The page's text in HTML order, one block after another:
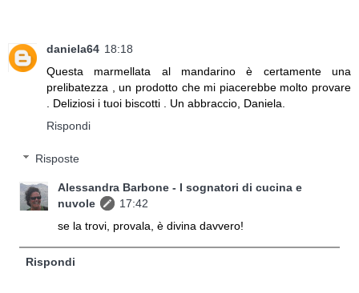
daniela64 18:18
Questa marmellata al mandarino è certamente una
prelibatezza , un prodotto che mi piacerebbe molto provare
. Deliziosi i tuoi biscotti . Un abbraccio, Daniela.
Rispondi
Risposte
Alessandra Barbone - I sognatori di cucina e
nuvole
17:42
se la trovi, provala, è divina davvero!
Rispondi